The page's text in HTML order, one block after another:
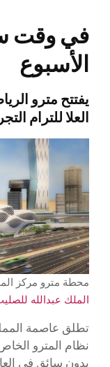
في وقت
الأسبوع
يفتتح مترو
العلا للترام
محطة مترو مركز
الملك عبدالله
تطلق عاصمة
نظام المترو
بدون سائق في